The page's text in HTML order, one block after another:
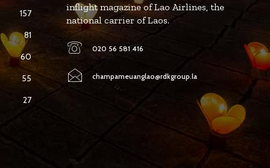
157
81
60
55
27
inflight magazine of Lao Airlines, the
national carrier of Laos.
020 56 581 416
champameuanglao@rdkgroup.la